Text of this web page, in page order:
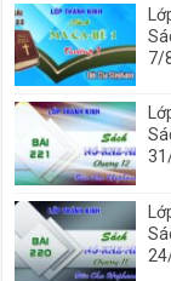
7/